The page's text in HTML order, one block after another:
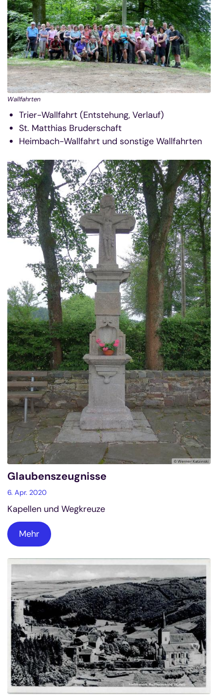
Wallfahrten
Trier-Wallfahrt (Entstehung, Verlauf)
St. Matthias Bruderschaft
Heimbach-Wallfahrt und sonstige Wallfahrten
© Werner Katzinski
Glaubenszeugnisse
6. Apr. 2020
Kapellen und Wegkreuze
Mehr